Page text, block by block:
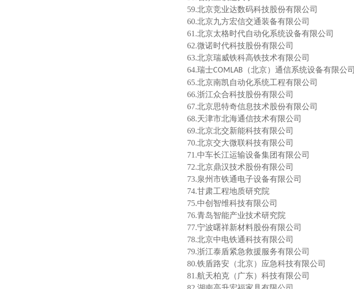
59.北京竞业达数码科技股份有限公司
60.北京九方宏信交通装备有限公司
61.北京太格时代自动化系统设备有限公司
62.微诺时代科技股份有限公司
63.北京瑞威铁科高铁技术有限公司
64.瑞士COMLAB （北京）通信系统设备有限公司
65.北京南凯自动化系统工程有限公司
66.浙江众合科技股份有限公司
67.北京思特奇信息技术股份有限公司
68.天津市北海通信技术有限公司
69.北京北交新能科技有限公司
70.北京交大微联科技有限公司
71.中车长江运输设备集团有限公司
72.北京鼎汉技术股份有限公司
73.泉州市铁通电子设备有限公司
74.甘肃工程地质研究院
75.中创智维科技有限公司
76.青岛智能产业技术研究院
77.宁波曙祥新材料股份有限公司
78.北京中电铁通科技有限公司
79.浙江泰盾紧急救援服务有限公司
80.铁盾路安（北京）应急科技有限公司
81.航天柏克（广东）科技有限公司